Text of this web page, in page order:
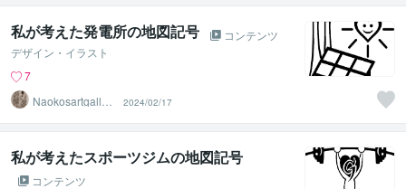
私が考えた発電所の地図記号
コンテンツ
デザイン・イラスト
7
Naokosartgaller
2024/02/17
私が考えたスポーツジムの地図記号
コンテンツ